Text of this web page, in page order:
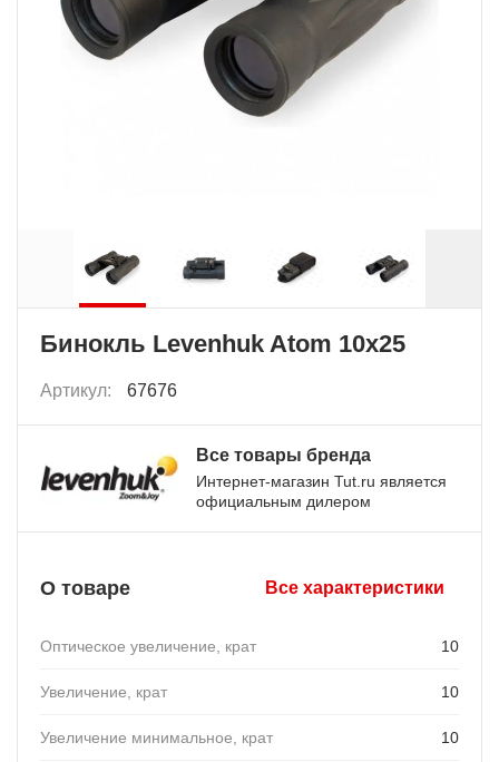
Бинокль Levenhuk Atom 10x25
Артикул: 67676
Все товары бренда
Интернет-магазин Tut.ru является
официальным дилером
О товаре Все характеристики
Оптическое увеличение, крат 10
Увеличение, крат 10
Увеличение минимальное, крат 10